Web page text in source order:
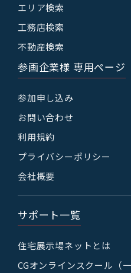
エリア検索
工務店検索
不動産検索
参画企業様 専用ページ
参加申し込み
お問い合わせ
利用規約
プライバシーポリシー
会社概要
サポート一覧
住宅展示場ネットとは
CGオンラインスクール（一